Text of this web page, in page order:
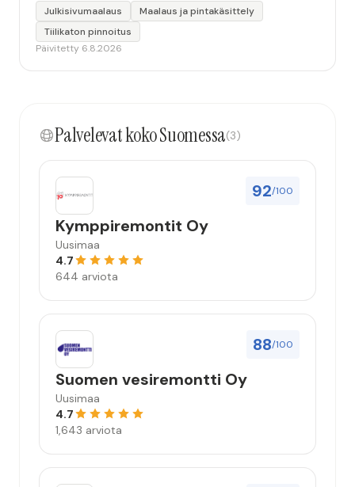
värin erot mitä en huomannut. Hyvä toki että siinä
kohtaa huomattu mutta toki optimaalisessa
tilanteessa myyjä olisi jo kiinnittänyt tähän huomiota.
mahdollisuus että palveluita käytän”
Julkisivumaalaus
Maalaus ja pintakäsittely
Tiilikaton pinnoitus
Päivitetty 6.8.2026
Palvelevat koko Suomessa(3)
92/100
Kymppiremontit Oy
Uusimaa
4.7
644 arviota
88/100
Suomen vesiremontti Oy
Uusimaa
4.7
1,643 arviota